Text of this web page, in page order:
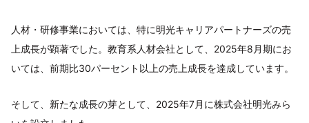
人材・研修事業においては、特に明光キャリアパートナーズの売
上成長が顕著でした。教育系人材会社として、2025年8月期にお
いては、前期比30パーセント以上の売上成長を達成しています。
そして、新たな成長の芽として、2025年7月に株式会社明光みら